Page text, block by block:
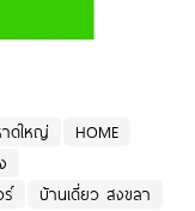
ดใหญ่
HOME
ร์
บ้านเดี่ยว สงขลา